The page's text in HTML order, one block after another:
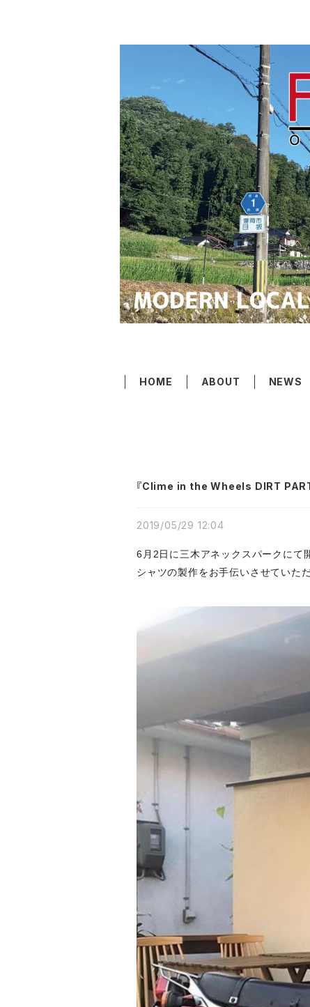
HOME ABOUT NEWS
『Clime in the Wheels DIRT
2019/05/29 12:04
6月2日に三木アネックスパークに
シャツの製作をお手伝いさせていた